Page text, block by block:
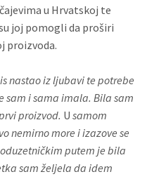
u Hrvatskoj te
joj pomogli da proširi
proizvoda.
nastao iz ljubavi te potrebe
sam i sama imala. Bila sam
proizvod. U samom
nemirno more i izazove se
putem je bila
sam željela da idem